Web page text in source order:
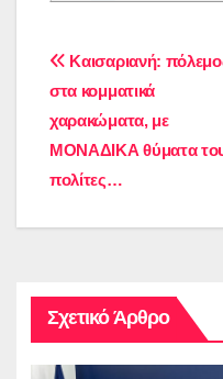
Πλοήγηση
άρθρων
Καισαριανή:
στα κομματικά
χαρακώματα, με
ΜΟΝΑΔΙΚΑ θύματα
πολίτες…
Σχετικό Άρθρο